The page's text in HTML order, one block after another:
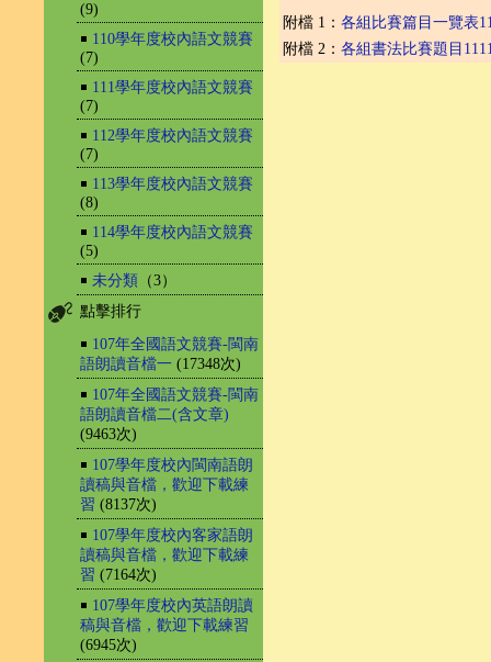
(9)
￭ 110學年度校內語文競賽
(7)
￭ 111學年度校內語文競賽
(7)
￭ 112學年度校內語文競賽
(7)
￭ 113學年度校內語文競賽
(8)
￭ 114學年度校內語文競賽
(5)
￭ 未分類 （3）
點擊排行
￭ 107年全國語文競賽-閩南
語朗讀音檔一 (17348次)
￭ 107年全國語文競賽-閩南
語朗讀音檔二(含文章)
(9463次)
￭ 107學年度校內閩南語朗
讀稿與音檔，歡迎下載練
習 (8137次)
￭ 107學年度校內客家語朗
讀稿與音檔，歡迎下載練
習 (7164次)
￭ 107學年度校內英語朗讀
稿與音檔，歡迎下載練習
(6945次)
附檔 1： 各組比賽篇目一覽表
附檔 2： 各組書法比賽題目